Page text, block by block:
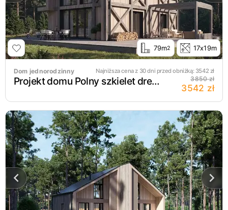
79m2 17x19m
Dom jednorodzinny Najniższa cena z 30 dni przed obniżką: 3542 zł
Projekt domu Polny szkielet drewniany 3850 zł
3542 zł